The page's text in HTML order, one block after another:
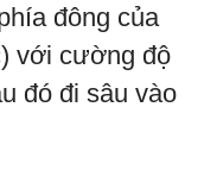
đông của
với cường độ
đó đi sâu vào